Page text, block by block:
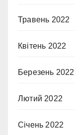
Травень 2022
Квітень 2022
Березень 2022
Лютий 2022
Січень 2022